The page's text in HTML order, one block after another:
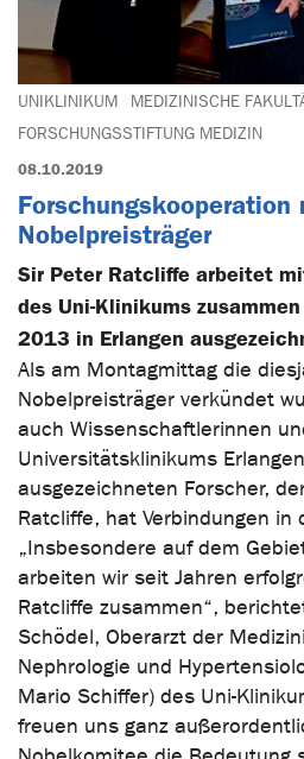
UNIKLINIKUM MEDIZINISCHE
FORSCHUNGSSTIFTUNG MEDIZIN
08.10.2019
Forschungskooperation
Nobelpreisträger
Sir Peter Ratcliffe arbeitet
des Uni-Klinikums
2013 in Erlangen
Als am Montagmittag die
Nobelpreisträger verkündet
auch Wissenschaftlerinnen
Universitätsklinikums
ausgezeichneten Forscher,
Ratcliffe, hat Verbindungen
„Insbesondere auf dem
arbeiten wir seit Jahren
Ratcliffe zusammen“,
Schödel, Oberarzt der
Nephrologie und
Mario Schiffer) des Uni-
freuen uns ganz